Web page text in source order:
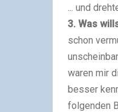
... und
3. Was
schon
waren mir
besser
folgenden